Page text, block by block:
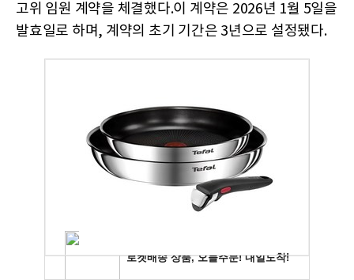
고위 임원 계약을 체결했다.이 계약은 2026년 1월 5일을
발효일로 하며, 계약의 초기 기간은 3년으로 설정됐다.